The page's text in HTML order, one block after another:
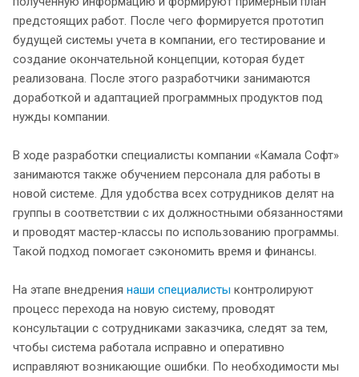
предстоящих работ. После чего формируется прототип
будущей системы учета в компании, его тестирование и
создание окончательной концепции, которая будет
реализована. После этого разработчики занимаются
доработкой и адаптацией программных продуктов под
нужды компании.
В ходе разработки специалисты компании «Камала Софт»
занимаются также обучением персонала для работы в
новой системе. Для удобства всех сотрудников делят на
группы в соответствии с их должностными обязанностями
и проводят мастер-классы по использованию программы.
Такой подход помогает сэкономить время и финансы.
На этапе внедрения наши специалисты контролируют
процесс перехода на новую систему, проводят
консультации с сотрудниками заказчика, следят за тем,
чтобы система работала исправно и оперативно
исправляют возникающие ошибки. По необходимости мы